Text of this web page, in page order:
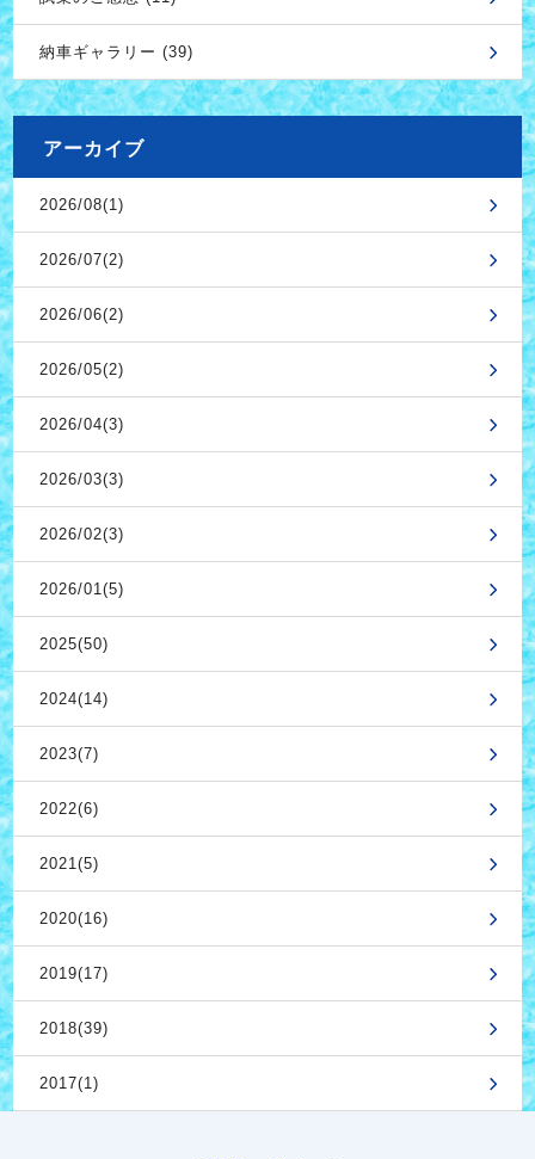
納車ギャラリー (39)
アーカイブ
2026/08(1)
2026/07(2)
2026/06(2)
2026/05(2)
2026/04(3)
2026/03(3)
2026/02(3)
2026/01(5)
2025(50)
2024(14)
2023(7)
2022(6)
2021(5)
2020(16)
2019(17)
2018(39)
2017(1)